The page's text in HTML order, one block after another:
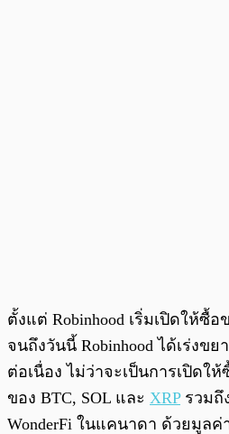
ตั้งแต่ Robinhood เริ่มเปิดให้ซื้
จนถึงวันนี้ Robinhood ได้เร่งข
ต่อเนื่อง ไม่ว่าจะเป็นการเปิดให้
ของ BTC, SOL และ XRPรวมถึ
WonderFi ในแคนาดา ด้วยมูล